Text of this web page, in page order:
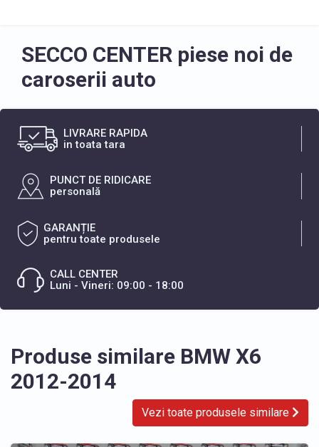
SECCO CENTER piese noi de
caroserii auto
LIVRARE RAPIDA
in toata tara
PUNCT DE RIDICARE
personală
GARANȚIE
pentru toate produsele
CALL CENTER
Luni - Vineri: 09:00 - 18:00
Produse similare BMW X6
2012-2014
Vezi toate produsele similare